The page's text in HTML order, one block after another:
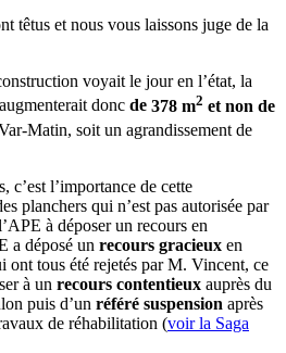
têtus et nous vous laissons juge de la
voyait le jour en l’état, la
donc de 378 m2 et non de
Matin, soit un agrandissement de
c’est l’importance de cette
planchers qui n’est pas autorisée par
à déposer un recours en
a déposé un recours gracieux en
ont tous été rejetés par M. Vincent, ce
à un recours contentieux auprès du
puis d’un référé suspension après
de réhabilitation (voir la Saga